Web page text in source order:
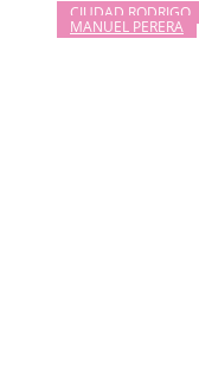
CIUDAD RODRIGO
MANUEL PERERA